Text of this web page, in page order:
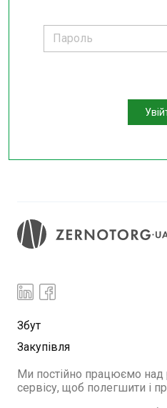
Збут
Закупівля
Ми постійно працюємо
сервісу, щоб полегшити і